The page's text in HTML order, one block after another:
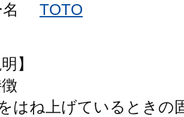
TOTO
】
はね上げているときの